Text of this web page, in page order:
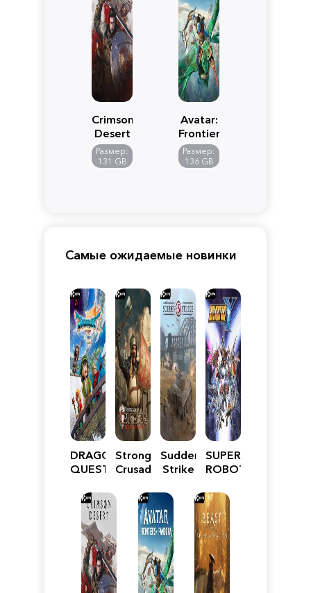
Crimson
Desert
Размер:
131 GB
Avatar:
Frontiers
of
Pandora
Размер:
136 GB
Самые ожидаемые новинки
DRAGON
QUEST
Reimagined
Stronghold
Crusader:
Edition
Sudden
Strike
SUPER
ROBOT
Y